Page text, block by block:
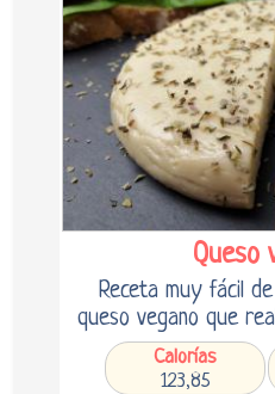
Queso
Receta muy fácil
queso vegano que
Calorías
123,85